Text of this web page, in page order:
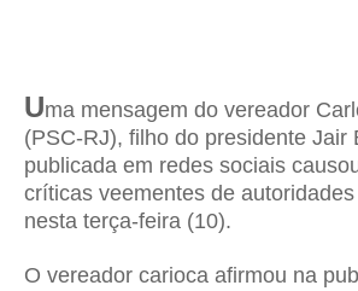
Uma mensagem do vereador
(PSC-RJ), filho do presidente Jair
publicada em redes sociais
críticas veementes de
nesta terça-feira (10).
O vereador carioca afirmou na